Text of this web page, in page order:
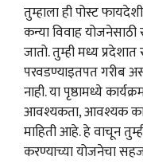
तुम्हाला ही पोस्ट
कन्या विवाह योजनेसाठी
जातो. तुम्ही मध्य
परवडण्याइतपत गरीब
नाही. या पृष्ठामध्ये
आवश्यकता, आवश्यक
माहिती आहे. हे वाचून
करण्याच्या योजनेचा